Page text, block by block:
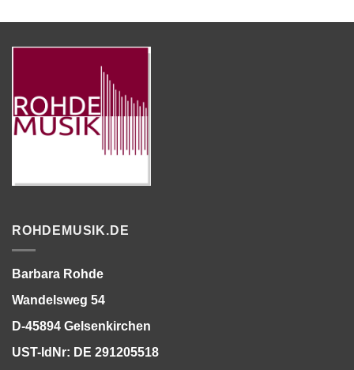
ROHDEMUSIK.DE
Barbara Rohde
Wandelsweg 54
D-45894 Gelsenkirchen
UST-IdNr: DE 291205518